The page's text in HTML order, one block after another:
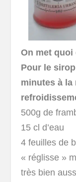
On met quoi
Pour le
minutes à la
500g de
15 cl d’eau
4 feuilles de
« réglisse »
très bien